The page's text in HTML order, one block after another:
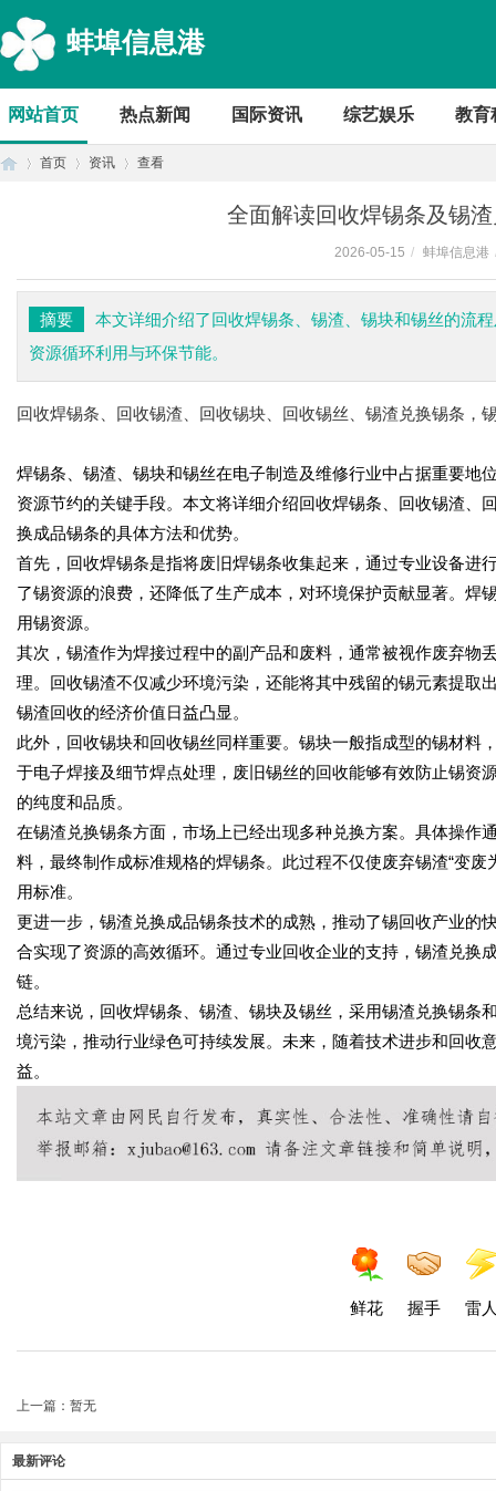
蚌埠信息港
网站首页 热点新闻 国际资讯 综艺娱乐 教育
首页 资讯 查看
全面解读回收焊锡条及锡
2026-05-15 / 蚌埠信息港
摘要
本文详细介绍了回收焊锡条、锡渣、锡块和锡丝的流
资源循环利用与环保节能。
回收焊锡条、回收锡渣、回收锡块、回收锡丝、锡渣兑换锡条，
焊锡条、锡渣、锡块和锡丝在电子制造及维修行业中占据重要地
资源节约的关键手段。本文将详细介绍回收焊锡条、回收锡渣
换成品锡条的具体方法和优势。
首先，回收焊锡条是指将废旧焊锡条收集起来，通过专业设备进
了锡资源的浪费，还降低了生产成本，对环境保护贡献显著。
用锡资源。
其次，锡渣作为焊接过程中的副产品和废料，通常被视作废弃物
理。回收锡渣不仅减少环境污染，还能将其中残留的锡元素提取
锡渣回收的经济价值日益凸显。
此外，回收锡块和回收锡丝同样重要。锡块一般指成型的锡材
于电子焊接及细节焊点处理，废旧锡丝的回收能够有效防止锡资
的纯度和品质。
在锡渣兑换锡条方面，市场上已经出现多种兑换方案。具体操作
料，最终制作成标准规格的焊锡条。此过程不仅使废弃锡渣“变
用标准。
更进一步，锡渣兑换成品锡条技术的成熟，推动了锡回收产业的
合实现了资源的高效循环。通过专业回收企业的支持，锡渣兑换
链。
总结来说，回收焊锡条、锡渣、锡块及锡丝，采用锡渣兑换锡
境污染，推动行业绿色可持续发展。未来，随着技术进步和回收
益。
鲜花 握手 雷
上一篇：暂无
最新评论